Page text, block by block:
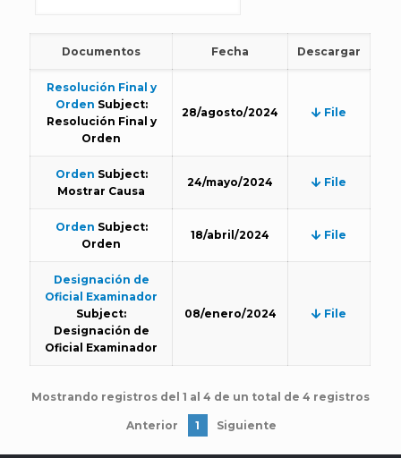
Documentos Fecha Descargar
Resolución Final y
Orden Subject:
Resolución Final y
Orden
28/agosto/2024 File
Orden Subject:
Mostrar Causa
24/mayo/2024 File
Orden Subject:
Orden
18/abril/2024 File
Designación de
Oficial Examinador
Subject:
Designación de
Oficial Examinador
08/enero/2024 File
Mostrando registros del 1 al 4 de un total de 4 registros
Anterior 1 Siguiente